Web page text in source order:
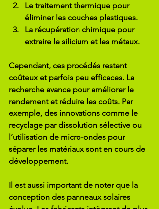
Le traitement thermique pour
éliminer les couches plastiques.
La récupération chimique pour
extraire le silicium et les métaux.
Cependant, ces procédés restent
coûteux et parfois peu efficaces. La
recherche avance pour améliorer le
rendement et réduire les coûts. Par
exemple, des innovations comme le
recyclage par dissolution sélective ou
l’utilisation de micro-ondes pour
séparer les matériaux sont en cours de
développement.
Il est aussi important de noter que la
conception des panneaux solaires